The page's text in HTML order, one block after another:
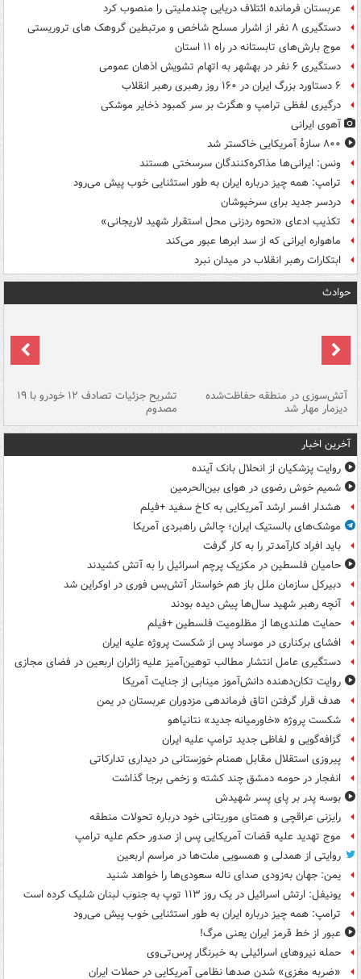
عربستان فرمانده ائتلاف دریایی چندملیتی را منصوب کرد
دستگیری ۸ نفر از اشرار مسلح شاخص و مرتبطین گروهک های تروریستی
موج بارش‌های تابستانه در راه ۱۱ استان
دستگیری ۶ نفر در بهشهر به اتهام تشویش اذهان عمومی
۶ دستاورد بزرگ ایران در ۱۶۰ روز رهبری رهبر انقلاب
درگیری لفظی ترامپ و هگزث بر سر کمبود ذخایر موشکی
آهوی ایرانی
۸۰۰ سازۀ آمریکایی خاکستر شد
ونس: ایرانی‌ها مذاکره‌کنندگان سرسختی هستند
ترامپ: همه چیز درباره ایران به طور استثنایی خوب پیش می‌رود
دردسر جدید برای سرخپوشان
تکذیب ادعای «نحوه ردزنی محل استقرار شهید لاریجانی»
ماهواره ایرانی که از سد ابرها عبور می‌کند
ابتکارات رهبر انقلاب در میدان نبرد
حوادث
آتش‌سوزی در منطقه حفاظت‌شده
دیزمار مهار شد
تشریح جزئیات تصادف ۱۲ خودرو با ۱۹
مصدوم
آخرین اخبار
روایت پزشکیان از انحلال بانک آینده
شمیم خوش رضوی در هوای بین‌الحرمین
هشدار افسر ارشد آمریکایی به کاخ سفید +فیلم
موشک‌های بالستیک ایران؛ چالش راهبردی آمریکا
باید افراد کارآمدتر را به کار گرفت
حامیان فلسطین در مکزیک پرچم اسرائیل را به آتش کشیدند
دبیرکل سازمان ملل باز هم خواستار آتش‌بس فوری در اوکراین شد
آنچه رهبر شهید سال‌ها پیش دیده بودند
حمایت هلندی‌ها از مظلومیت فلسطین +فیلم
افشای برکناری در موساد پس از شکست پروژه علیه ایران
دستگیری عامل انتشار مطالب توهین‌آمیز علیه زائران اربعین در فضای مجازی
روایت تکان‌دهنده دانش‌آموز مینابی از جنایت آمریکا
هدف قرار گرفتن اتاق‌ فرماندهی مزدوران عربستان در یمن
شکست پروژه «خاورمیانه جدید» نتانیاهو
گزافه‌گویی و لفاظی جدید ترامپ علیه ایران
پیروزی استقلال مقابل همنام خوزستانی در دیداری تدارکاتی
انفجار در حومه دمشق چند کشته و زخمی برجا گذاشت
بوسه‌ پدر بر پای پسر شهیدش
رایزنی عراقچی و همتای موریتانی خود درباره تحولات منطقه
موج تهدید علیه قضات آمریکایی پس از صدور حکم علیه ترامپ
روایتی از همدلی و همسویی ملت‌ها در مراسم اربعین
یمن: جهان به‌زودی صدای ناله سعودی‌ها را خواهد شنید
یونیفل: ارتش اسرائیل در یک روز ۱۱۳ توپ به جنوب لبنان شلیک کرده است
ترامپ: همه چیز درباره ایران به طور استثنایی خوب پیش می‌رود
عبور از خط قرمز ایران یعنی مرگ!
حمله نیروهای اسرائیلی به خبرنگار پرس‌تی‌وی
«ضربه مغزی» شدن صدها نظامی آمریکایی در حملات ایران